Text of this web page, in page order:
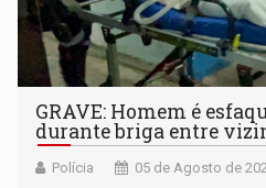
GRAVE: Homem é
durante briga entre
Polícia 05 de Agosto de